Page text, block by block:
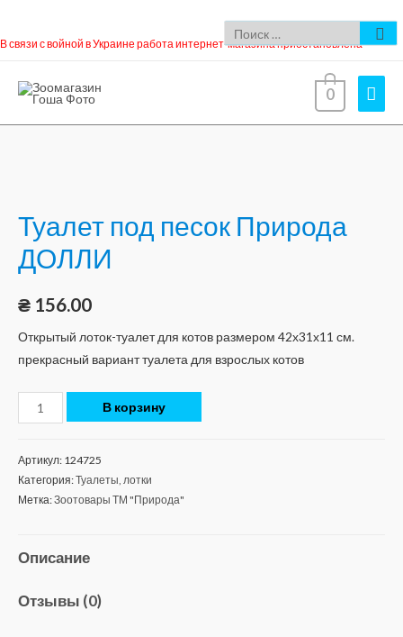
В связи с войной в Украине работа интернет-магазина приостановлена
0
Туалет под песок Природа
ДОЛЛИ
₴ 156.00
Открытый лоток-туалет для котов размером 42х31х11 см.
прекрасный вариант туалета для взрослых котов
В корзину
Артикул: 124725
Категория:Туалеты, лотки
Метка:Зоотовары ТМ "Природа"
Описание
Отзывы (0)